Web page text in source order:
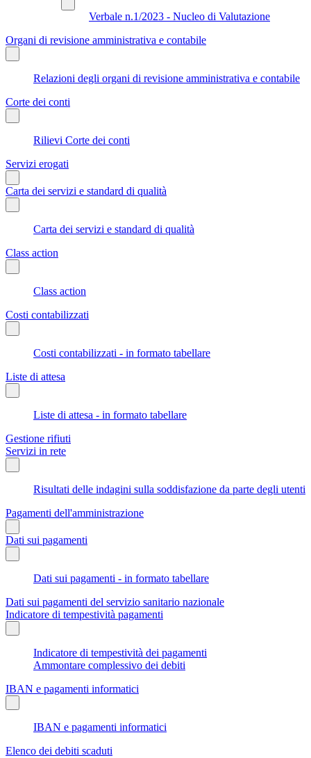
Verbale n.1/2023 - Nucleo di Valutazione
Organi di revisione amministrativa e contabile
Relazioni degli organi di revisione amministrativa e contabile
Corte dei conti
Rilievi Corte dei conti
Servizi erogati
Carta dei servizi e standard di qualità
Carta dei servizi e standard di qualità
Class action
Class action
Costi contabilizzati
Costi contabilizzati - in formato tabellare
Liste di attesa
Liste di attesa - in formato tabellare
Gestione rifiuti
Servizi in rete
Risultati delle indagini sulla soddisfazione da parte degli utenti
Pagamenti dell'amministrazione
Dati sui pagamenti
Dati sui pagamenti - in formato tabellare
Dati sui pagamenti del servizio sanitario nazionale
Indicatore di tempestività pagamenti
Indicatore di tempestività dei pagamenti
Ammontare complessivo dei debiti
IBAN e pagamenti informatici
IBAN e pagamenti informatici
Elenco dei debiti scaduti